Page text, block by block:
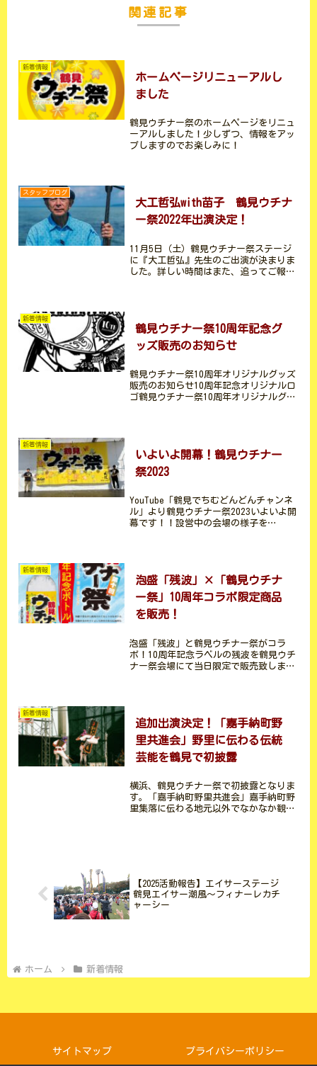
関連記事
新着情報
ホームページリニューアルし
ました
鶴見ウチナー祭のホームページをリニュ
ーアルしました！少しずつ、情報をアッ
プしますのでお楽しみに！
スタッフブログ
大工哲弘with苗子 鶴見ウチナ
ー祭2022年出演決定！
11月5日（土）鶴見ウチナー祭ステージ
に『大工哲弘』先生のご出演が決まりま
した。詳しい時間はまた、追ってご報告
新着情報
鶴見ウチナー祭10周年記念グ
ッズ販売のお知らせ
鶴見ウチナー祭10周年オリジナルグッズ
販売のお知らせ10周年記念オリジナルロ
ゴ鶴見ウチナー祭10周年オリジナルグッ
新着情報
いよいよ開幕！鶴見ウチナー
祭2023
YouTube「鶴見でちむどんどんチャンネ
ル」より鶴見ウチナー祭2023いよいよ開
幕です！！設営中の会場の様子を
新着情報
泡盛「残波」×「鶴見ウチナ
ー祭」10周年コラボ限定商品
を販売！
泡盛「残波」と鶴見ウチナー祭がコラ
ボ！10周年記念ラベルの残波を鶴見ウチ
ナー祭会場にて当日限定で販売致しま
新着情報
追加出演決定！「嘉手納町野
里共進会」野里に伝わる伝統
芸能を鶴見で初披露
横浜、鶴見ウチナー祭で初披露となりま
す。「嘉手納町野里共進会」嘉手納町野
里集落に伝わる地元以外でなかなか観る
【2025活動報告】エイサーステージ
鶴見エイサー潮風～フィナーレカチ
ャーシー
ホーム 新着情報
サイトマップ プライバシーポリシー